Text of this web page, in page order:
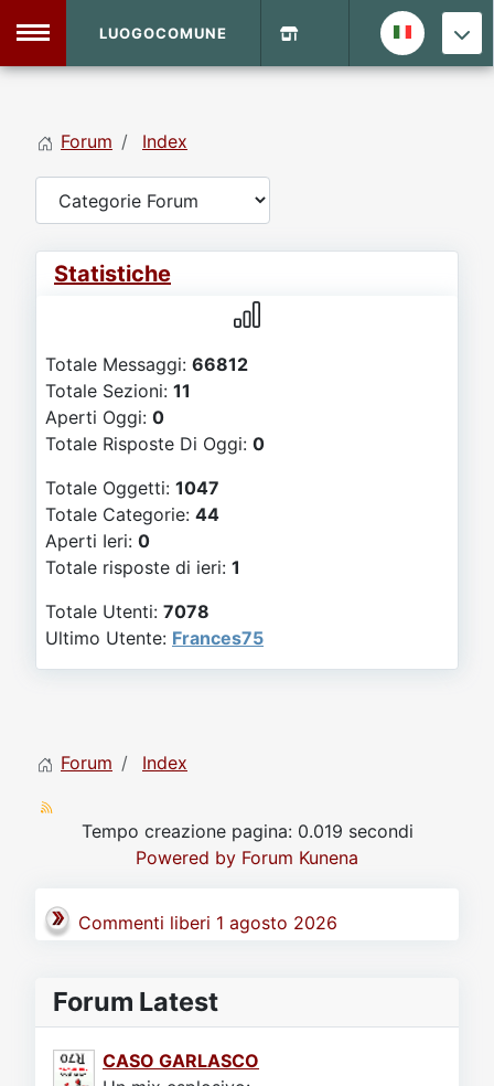
Vecchio Sito
Forum
LUOGOCOMUNE
Forum Index
Statistiche
Totale Messaggi: 66812
Totale Sezioni: 11
Aperti Oggi: 0
Totale Risposte Di Oggi: 0
Totale Oggetti: 1047
Totale Categorie: 44
Aperti Ieri: 0
Totale risposte di ieri: 1
Totale Utenti: 7078
Ultimo Utente: Frances75
Forum Index
Tempo creazione pagina: 0.019 secondi
Powered by Forum Kunena
Commenti liberi 1 agosto 2026
Forum Latest
CASO GARLASCO